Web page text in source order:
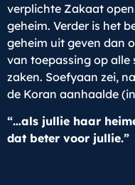
verplichte Zakaat
geheim. Verder is het
geheim uit geven dan
van toepassing op
zaken. Soefyaan zei,
de Koran aanhaalde
“…als jullie haar
dat beter voor jullie.”